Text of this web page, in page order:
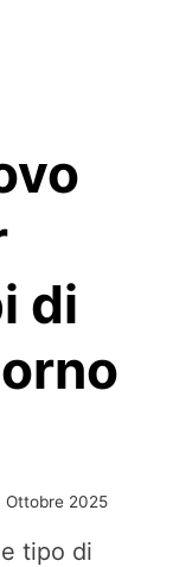
di
Ottobre 2025
tipo di